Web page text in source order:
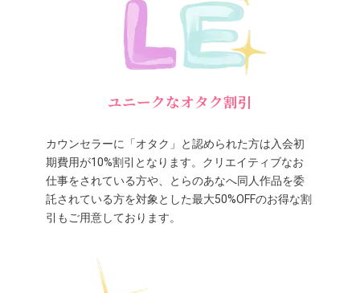
ユニークなオタク割引
カウンセラーに「オタク」と認められた方は入会初
期費用が10%割引となります。クリエイティブなお
仕事をされている方や、とらのあなへ同人作品を委
託されている方を対象とした最大50%OFFのお得な割
引もご用意しております。